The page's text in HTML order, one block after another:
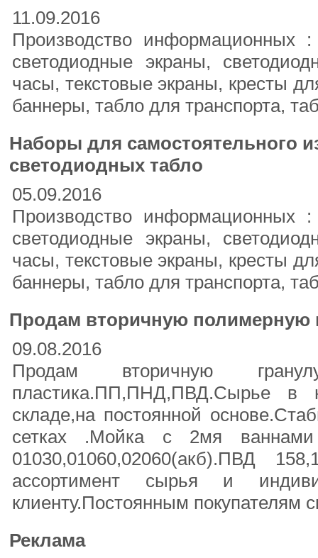
11.09.2016
Производство информационных
светодиодные экраны,
часы, текстовые экраны, кресты
баннеры, табло для транспорта,
Наборы для самостоятельного
светодиодных табло
05.09.2016
Производство информационных
светодиодные экраны,
часы, текстовые экраны, кресты
баннеры, табло для транспорта,
Продам вторичную полимерную
09.08.2016
Продам вторичную
пластика.ПП,ПНД,ПВД.Сырье
складе,на постоянной
сетках .Мойка с 2мя
01030,01060,02060(акб).ПВД
ассортимент сырья и
клиенту.Постоянным покупателям
Реклама